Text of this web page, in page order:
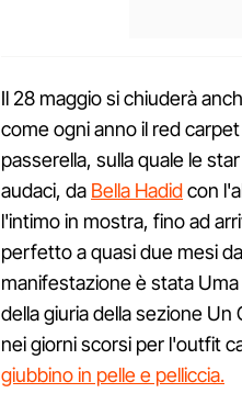
Il 28 maggio si chiuderà
come ogni anno il red
passerella, sulla quale le
audaci, da Bella Hadidcon
l'intimo in mostra, fino ad
perfetto a quasi due mesi
manifestazione è stata
della giuria della sezione
nei giorni scorsi per l'outfit
giubbino in pelle e pelliccia.